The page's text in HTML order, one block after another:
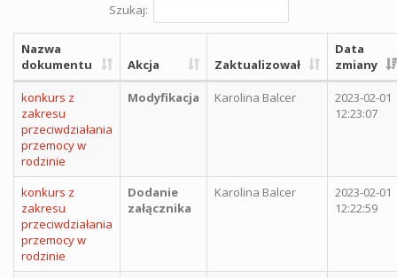
Szukaj:
Nazwa
dokumentu
Akcja Zaktualizował
Data
zmiany
konkurs z
zakresu
przeciwdziałania
przemocy w
rodzinie
Modyfikacja Karolina Balcer
2023-02-01
12:23:07
konkurs z
zakresu
przeciwdziałania
przemocy w
rodzinie
Dodanie
załącznika
Karolina Balcer
2023-02-01
12:22:59